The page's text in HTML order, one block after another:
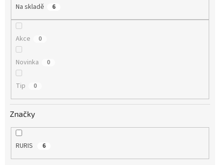
Na skladě 6
Akce 0
Novinka 0
Tip 0
Značky
RURIS 6